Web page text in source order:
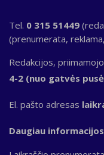
Tel. 0 315 51449
(prenumerata,
Redakcijos,
4-2 (nuo gatvės
El. pašto adresas
Daugiau informacijos